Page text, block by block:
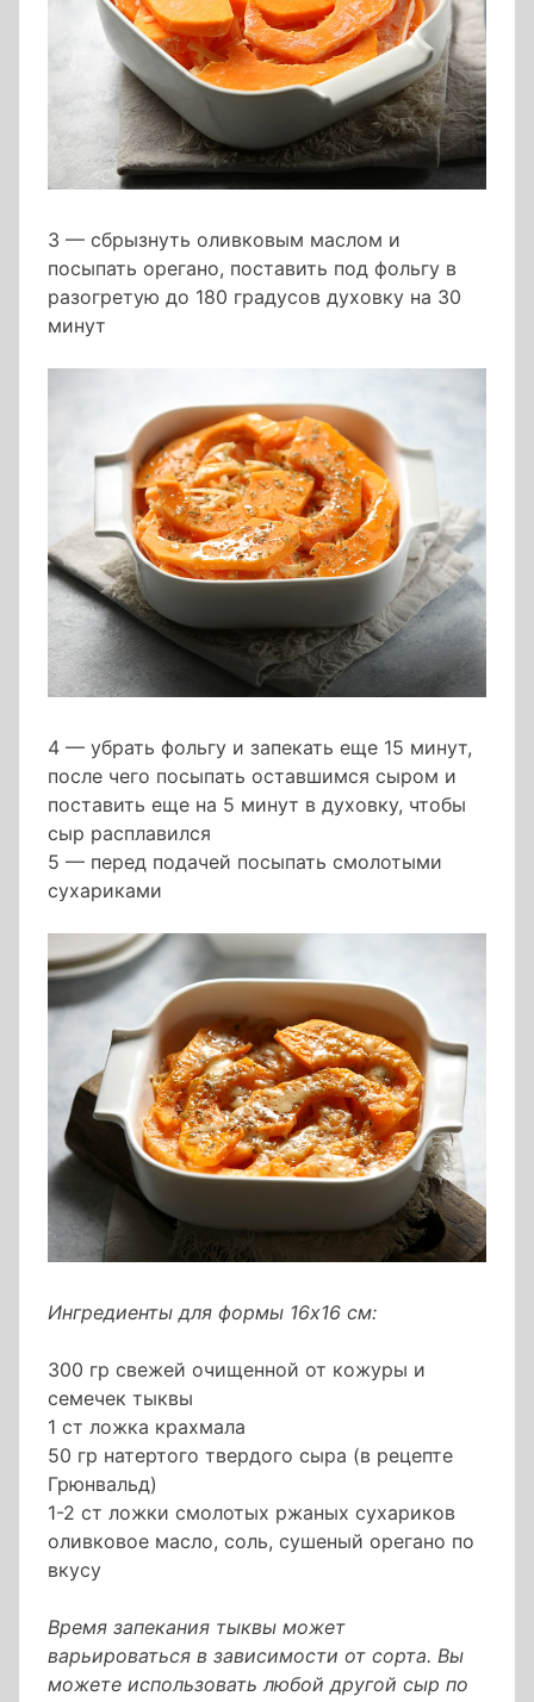
3 — сбрызнуть оливковым маслом и
посыпать орегано, поставить под фольгу в
разогретую до 180 градусов духовку на 30
минут
4 — убрать фольгу и запекать еще 15 минут,
после чего посыпать оставшимся сыром и
поставить еще на 5 минут в духовку, чтобы
сыр расплавился
5 — перед подачей посыпать смолотыми
сухариками
Ингредиенты для формы 16х16 см:
300 гр свежей очищенной от кожуры и
семечек тыквы
1 ст ложка крахмала
50 гр натертого твердого сыра (в рецепте
Грюнвальд)
1-2 ст ложки смолотых ржаных сухариков
оливковое масло, соль, сушеный орегано по
вкусу
Время запекания тыквы может
варьироваться в зависимости от сорта. Вы
можете использовать любой другой сыр по